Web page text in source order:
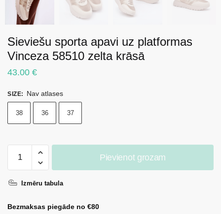
Sieviešu sporta apavi uz platformas
Vinceza 58510 zelta krāsā
43.00 €
SIZE: Nav atlases
38 36 37
sporta
uz
Vinceza
Pievienot grozam
Izmēru tabula
Bezmaksas piegāde no €80